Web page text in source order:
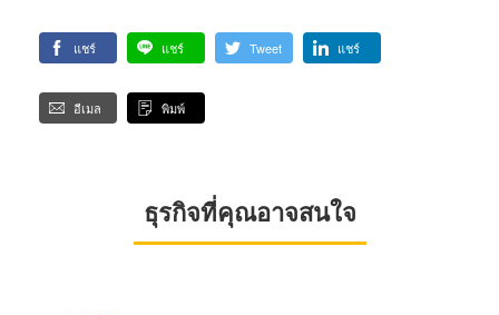
แชร์ แชร์ Tweet แชร์
อีเมล พิมพ์
ธุรกิจที่คุณอาจสนใจ